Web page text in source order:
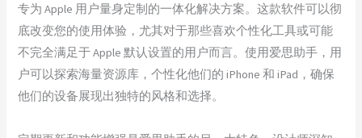
专为 Apple 用户量身定制的一体化解决方案。这款软件可以彻
底改变您的使用体验，尤其对于那些喜欢个性化工具或可能
不完全满足于 Apple 默认设置的用户而言。使用爱思助手，用
户可以探索海量资源库，个性化他们的 iPhone 和 iPad，确保
他们的设备展现出独特的风格和选择。